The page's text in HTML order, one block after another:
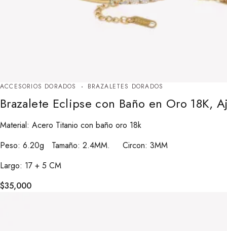
ACCESORIOS DORADOS BRAZALETES DORADOS
Brazalete Eclipse con Baño en Oro 18K,
Material: Acero Titanio con baño oro 18k
Peso: 6.20g Tamaño: 2.4MM. Circon: 3MM
Largo: 17 + 5 CM
$35,000